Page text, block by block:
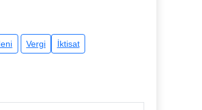
Vergi İktisat